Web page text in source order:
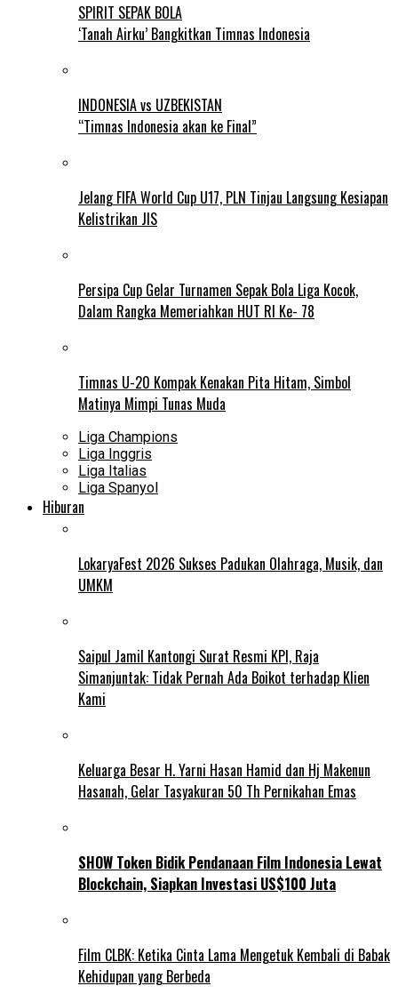
SPIRIT SEPAK BOLA
‘Tanah Airku’ Bangkitkan Timnas Indonesia
INDONESIA vs UZBEKISTAN
“Timnas Indonesia akan ke Final”
Jelang FIFA World Cup U17, PLN Tinjau Langsung Kesiapan
Kelistrikan JIS
Persipa Cup Gelar Turnamen Sepak Bola Liga Kocok,
Dalam Rangka Memeriahkan HUT RI Ke- 78
Timnas U-20 Kompak Kenakan Pita Hitam, Simbol
Matinya Mimpi Tunas Muda
Liga Champions
Liga Inggris
Liga Italias
Liga Spanyol
Hiburan
LokaryaFest 2026 Sukses Padukan Olahraga, Musik, dan
UMKM
Saipul Jamil Kantongi Surat Resmi KPI, Raja
Simanjuntak: Tidak Pernah Ada Boikot terhadap Klien
Kami
Keluarga Besar H. Yarni Hasan Hamid dan Hj Makenun
Hasanah, Gelar Tasyakuran 50 Th Pernikahan Emas
SHOW Token Bidik Pendanaan Film Indonesia Lewat
Blockchain, Siapkan Investasi US$100 Juta
Film CLBK: Ketika Cinta Lama Mengetuk Kembali di Babak
Kehidupan yang Berbeda